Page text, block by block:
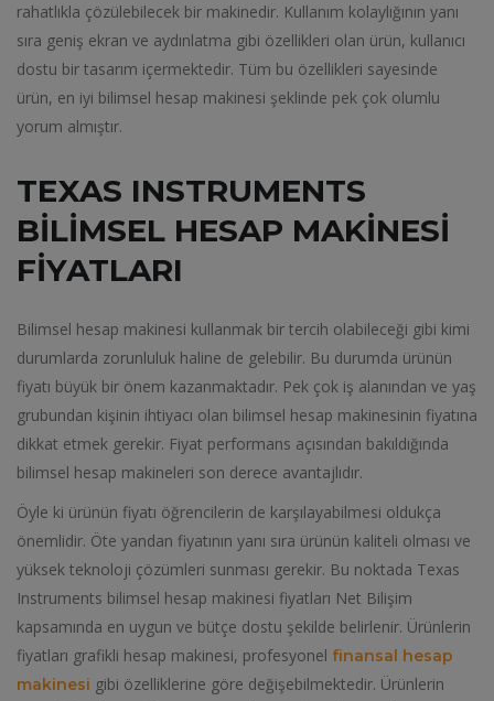
rahatlıkla çözülebilecek bir makinedir. Kullanım kolaylığının yanı
sıra geniş ekran ve aydınlatma gibi özellikleri olan ürün, kullanıcı
dostu bir tasarım içermektedir. Tüm bu özellikleri sayesinde
ürün, en iyi bilimsel hesap makinesi şeklinde pek çok olumlu
yorum almıştır.
TEXAS INSTRUMENTS
BILIMSEL HESAP MAKINESI
FIYATLARI
Bilimsel hesap makinesi kullanmak bir tercih olabileceği gibi kimi
durumlarda zorunluluk haline de gelebilir. Bu durumda ürünün
fiyatı büyük bir önem kazanmaktadır. Pek çok iş alanından ve yaş
grubundan kişinin ihtiyacı olan bilimsel hesap makinesinin fiyatına
dikkat etmek gerekir. Fiyat performans açısından bakıldığında
bilimsel hesap makineleri son derece avantajlıdır.
Öyle ki ürünün fiyatı öğrencilerin de karşılayabilmesi oldukça
önemlidir. Öte yandan fiyatının yanı sıra ürünün kaliteli olması ve
yüksek teknoloji çözümleri sunması gerekir. Bu noktada Texas
Instruments bilimsel hesap makinesi fiyatları Net Bilişim
kapsamında en uygun ve bütçe dostu şekilde belirlenir. Ürünlerin
fiyatları grafikli hesap makinesi, profesyonel finansal hesap
makinesi gibi özelliklerine göre değişebilmektedir. Ürünlerin